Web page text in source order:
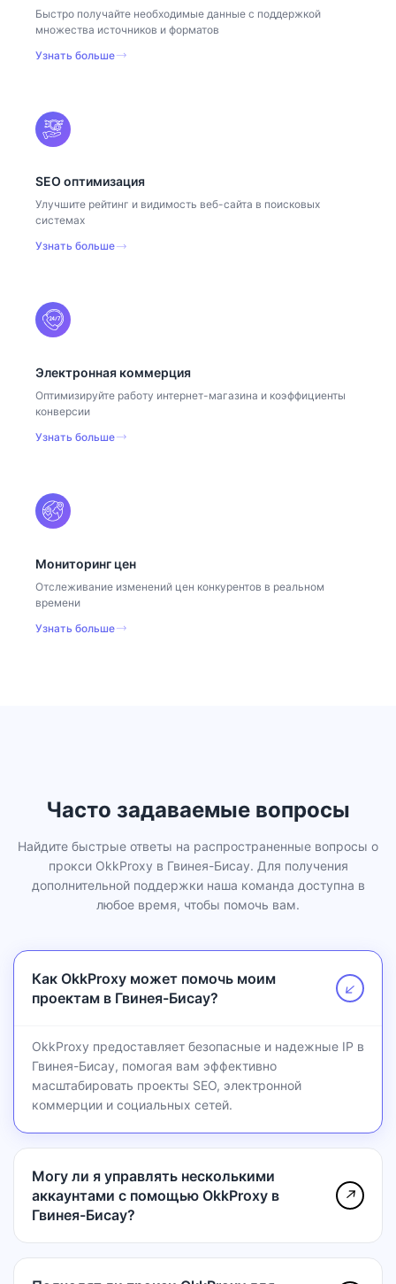
Быстро получайте необходимые данные с поддержкой
множества источников и форматов
Узнать больше
SEO оптимизация
Улучшите рейтинг и видимость веб-сайта в поисковых
системах
Узнать больше
Электронная коммерция
Оптимизируйте работу интернет-магазина и коэффициенты
конверсии
Узнать больше
Мониторинг цен
Отслеживание изменений цен конкурентов в реальном
времени
Узнать больше
Часто задаваемые вопросы
Найдите быстрые ответы на распространенные вопросы о
прокси OkkProxy в Гвинея-Бисау. Для получения
дополнительной поддержки наша команда доступна в
любое время, чтобы помочь вам.
Как OkkProxy может помочь моим
проектам в Гвинея-Бисау?
↗
OkkProxy предоставляет безопасные и надежные IP в
Гвинея-Бисау, помогая вам эффективно
масштабировать проекты SEO, электронной
коммерции и социальных сетей.
Могу ли я управлять несколькими
аккаунтами с помощью OkkProxy в
Гвинея-Бисау?
↗